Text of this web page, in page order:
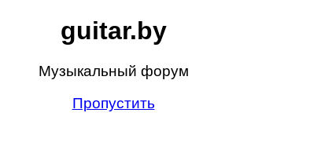
guitar.by
Музыкальный форум
Пропустить